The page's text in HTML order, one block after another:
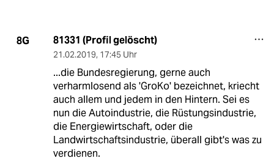
8G 81331 (Profil gelöscht)
21.02.2019, 17:45 Uhr
...die Bundesregierung, gerne auch
verharmlosend als 'GroKo' bezeichnet, kriecht
auch allem und jedem in den Hintern. Sei es
nun die Autoindustrie, die Rüstungsindustrie,
die Energiewirtschaft, oder die
Landwirtschaftsindustrie, überall gibt's was zu
verdienen.